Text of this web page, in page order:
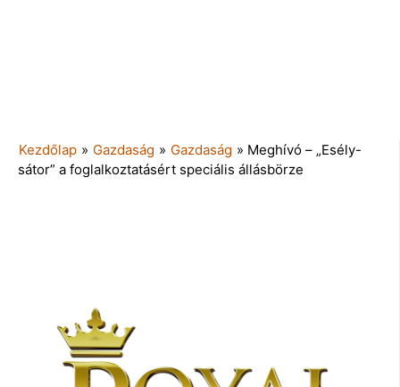
Kezdőlap » Gazdaság » Gazdaság » Meghívó – „Esély-
sátor” a foglalkoztatásért speciális állásbörze